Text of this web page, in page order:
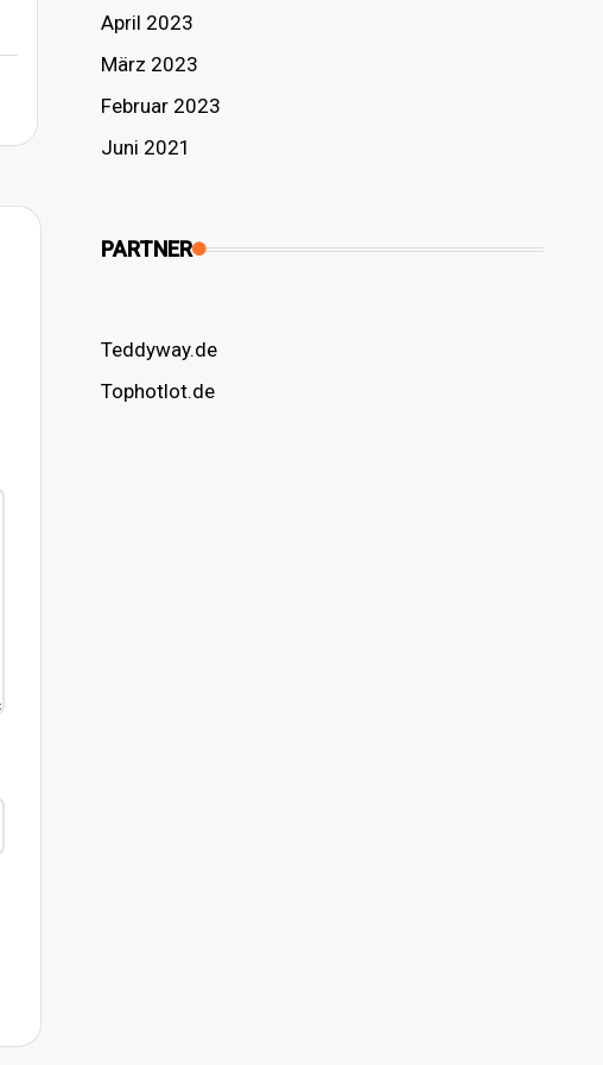
April 2023
März 2023
Februar 2023
Juni 2021
PARTNER
Teddyway.de
Tophotlot.de